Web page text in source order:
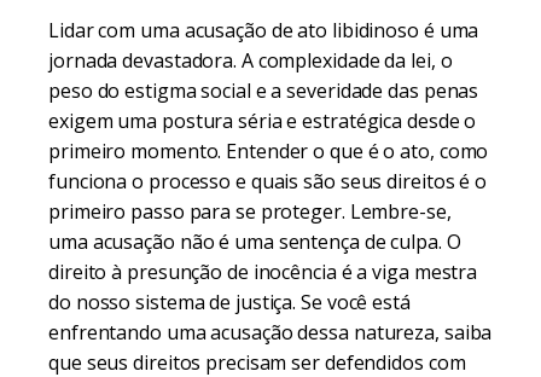
Lidar com uma acusação de ato libidinoso é uma
jornada devastadora. A complexidade da lei, o
peso do estigma social e a severidade das penas
exigem uma postura séria e estratégica desde o
primeiro momento. Entender o que é o ato, como
funciona o processo e quais são seus direitos é o
primeiro passo para se proteger. Lembre-se,
uma acusação não é uma sentença de culpa. O
direito à presunção de inocência é a viga mestra
do nosso sistema de justiça. Se você está
enfrentando uma acusação dessa natureza, saiba
que seus direitos precisam ser defendidos com